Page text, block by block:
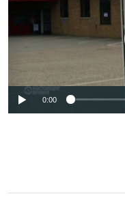
No media
0:00